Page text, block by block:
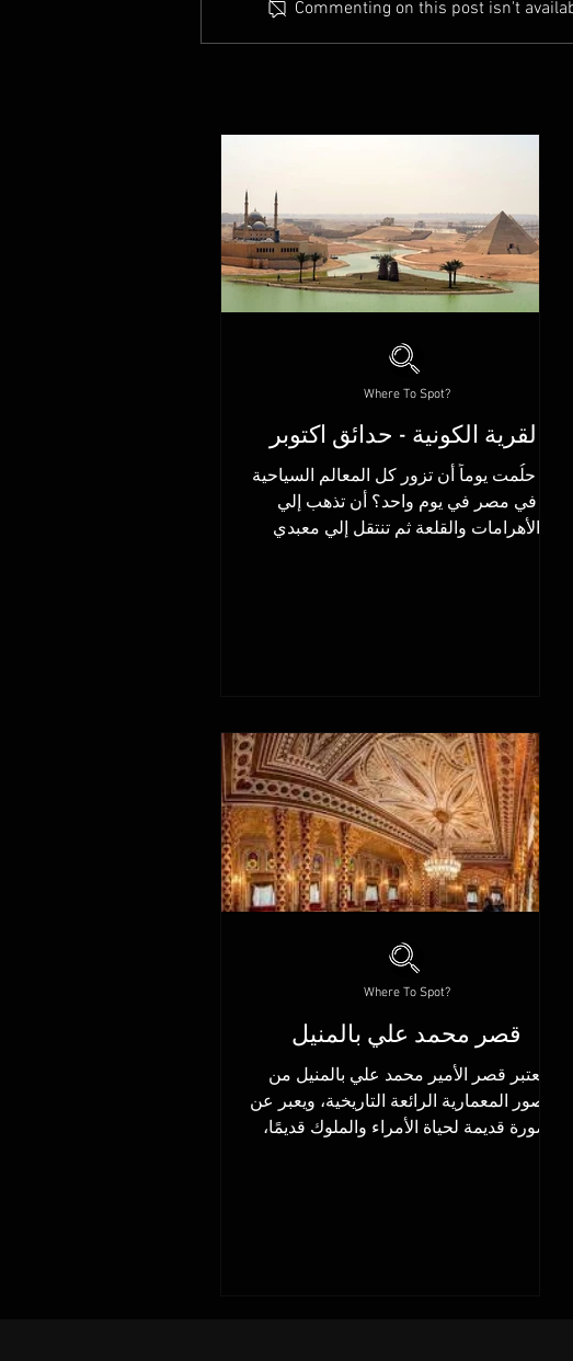
Commenting on this post isn't
القرية الكونية - حدائق اكتوبر
هل حلُمت يوماً أن تزور كل المعالم السياحية
في مصر في يوم واحد؟ أن تذهب إلي
الأهرامات والقلعة ثم تنتقل إلي معبدي
Where To Spot?
قصر محمد علي بالمنيل
يعتبر قصر الأمير محمد علي بالمنيل من
القصور المعمارية الرائعة التاريخية، ويعبر عن
صورة قديمة لحياة الأمراء والملوك قديمًا،
Where To Spot?